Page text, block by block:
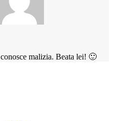
malizia. Beata lei! 🙂